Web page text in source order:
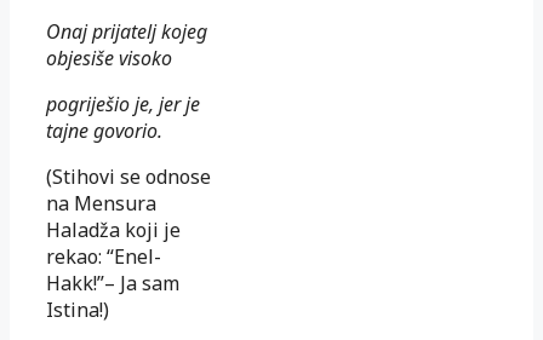
Onaj prijatelj kojeg
objesiše visoko
pogriješio je, jer je
tajne govorio.
(Stihovi se odnose
na Mensura
Haladža koji je
rekao: “Enel-
Hakk!”– Ja sam
Istina!)